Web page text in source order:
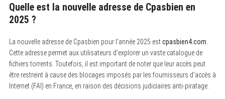
Quelle est la nouvelle adresse de Cpasbien en
2025 ?
La nouvelle adresse de Cpasbien pour l’année 2025 estcpasbien4.com
Cette adresse permet aux utilisateurs d’explorer un vaste catalogue de
fichiers torrents. Toutefois, il est important de noter que leur accès peut
être restreint à cause des blocages imposés par les fournisseurs d’accès à
Internet (FAI) en France, en raison des décisions judiciaires anti-piratage.